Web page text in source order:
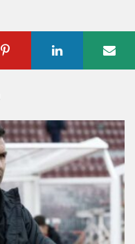
Pinterest Linkedin